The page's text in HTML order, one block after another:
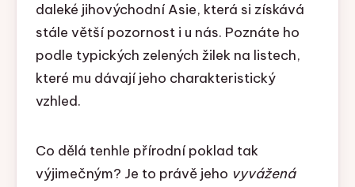
daleké jihovýchodní Asie, která si získává
stále větší pozornost i u nás. Poznáte ho
podle typických zelených žilek na listech,
které mu dávají jeho charakteristický
vzhled.
Co dělá tenhle přírodní poklad tak
výjimečným? Je to právě jeho vyvážená